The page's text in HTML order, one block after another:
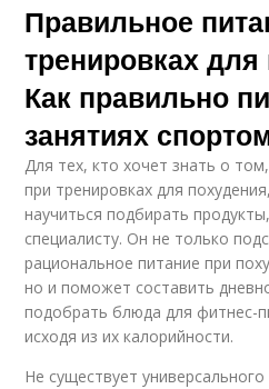
Правильное
тренировках
Как правильно
занятиях
Для тех, кто хочет знать о
при тренировках для
научиться подбирать
специалисту. Он не только
рациональное питание при
но и поможет составить
подобрать блюда для фитнес-
исходя из их калорийности.
Не существует универсального